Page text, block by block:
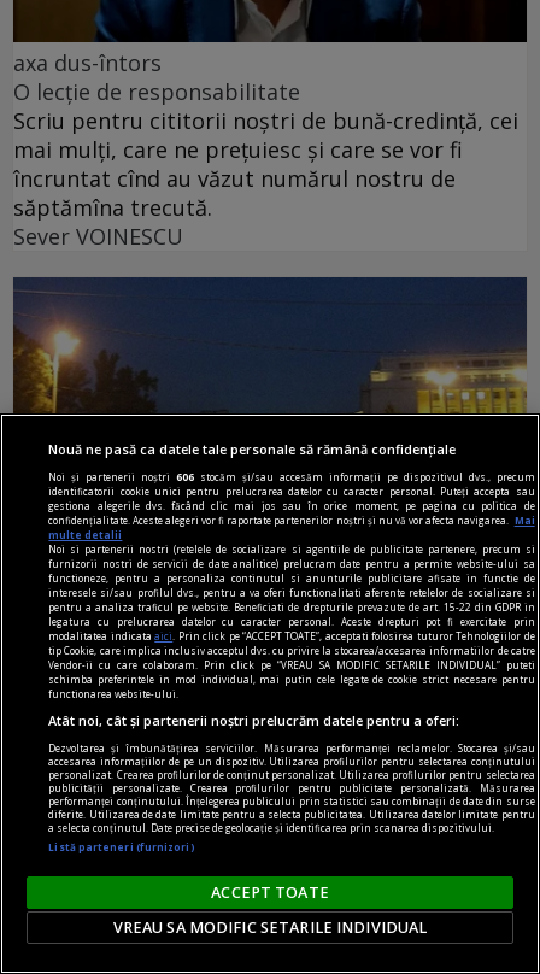
axa dus-întors
O lecție de responsabilitate
Scriu pentru cititorii noștri de bună-credință, cei
mai mulți, care ne prețuiesc și care se vor fi
încruntat cînd au văzut numărul nostru de
săptămîna trecută.
Sever VOINESCU
viața de capital
Cînd economia de piață s-a pierdut printre
proteste
Întrebarea este: pînă unde vor merge încălcările
principiilor economiei de piață și cele privind
funcționarea Uniunii Europene?
Constantin RUDNIŢCHI
Nouă ne pasă ca datele tale personale să rămână confidențiale
Noi și partenerii noștri606 stocăm și/sau accesăm informații pe dispozitivul dvs., precum
identificatorii cookie unici pentru prelucrarea datelor cu caracter personal. Puteți accepta sau
gestiona alegerile dvs. făcând clic mai jos sau în orice moment, pe pagina cu politica de
confidențialitate. Aceste alegeri vor fi raportate partenerilor noștri și nu vă vor afecta navigarea.
Mai
multe detalii
Noi si partenerii nostri (retelele de socializare si agentiile de publicitate partenere, precum si
furnizorii nostri de servicii de date analitice) prelucram date pentru a permite website-ului sa
functioneze, pentru a personaliza continutul si anunturile publicitare afisate in functie de
interesele si/sau profilul dvs., pentru a va oferi functionalitati aferente retelelor de socializare si
pentru a analiza traficul pe website. Beneficiati de drepturile prevazute de art. 15-22 din GDPR in
legatura cu prelucrarea datelor cu caracter personal. Aceste drepturi pot fi exercitate prin
modalitatea indicataaici
. Prin click pe “ACCEPT TOATE”, acceptati folosirea tuturor Tehnologiilor de
tip Cookie, care implica inclusiv acceptul dvs. cu privire la stocarea/accesarea informatiilor de catre
Vendor-ii cu care colaboram. Prin click pe “VREAU SA MODIFIC SETARILE INDIVIDUAL” puteti
schimba preferintele in mod individual, mai putin cele legate de cookie strict necesare pentru
functionarea website-ului.
Atât noi, cât și partenerii noștri prelucrăm datele pentru a oferi:
Dezvoltarea și îmbunătățirea serviciilor. Măsurarea performanței reclamelor. Stocarea și/sau
accesarea informațiilor de pe un dispozitiv. Utilizarea profilurilor pentru selectarea conținutului
personalizat. Crearea profilurilor de conținut personalizat. Utilizarea profilurilor pentru selectarea
publicității personalizate. Crearea profilurilor pentru publicitate personalizată. Măsurarea
performanței conținutului. Înțelegerea publicului prin statistici sau combinații de date din surse
diferite. Utilizarea de date limitate pentru a selecta publicitatea. Utilizarea datelor limitate pentru
a selecta conținutul. Date precise de geolocație și identificarea prin scanarea dispozitivului.
Listă parteneri (furnizori)
ACCEPT TOATE
VREAU SA MODIFIC SETARILE INDIVIDUAL